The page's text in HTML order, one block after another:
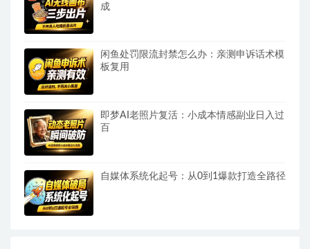
成
闲鱼处罚限流封禁怎么办：亲测申诉话术模
板复用
即梦AI老照片复活：小成本情感副业日入过
百
自媒体系统化起号：从0到1爆款打造全路径